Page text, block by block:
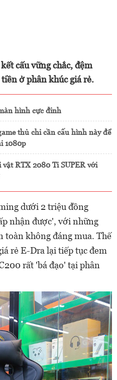
cấu vững chắc, đệm
ở phân khúc giá rẻ.
hình cực đỉnh
thủ chỉ cần cấu hình này để
1080p
RTX 2080 Ti SUPER với
dưới 2 triệu đồng
nhận được', với những
toàn không đáng mua. Thế
rẻ E-Dra lại tiếp tục đem
rất 'bá đạo' tại phân